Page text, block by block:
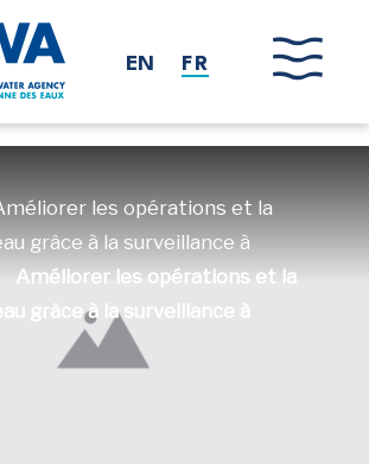
EN FR
les opérations et la
grâce à la surveillance à
Améliorer les opérations et la
grâce à la surveillance à